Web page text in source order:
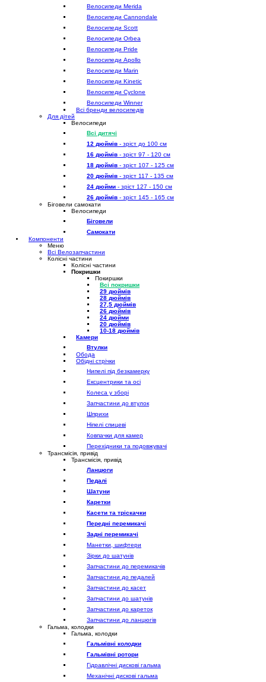
Велосипеди Merida
Велосипеди Cannondale
Велосипеди Scott
Велосипеди Orbea
Велосипеди Pride
Велосипеди Apollo
Велосипеди Marin
Велосипеди Kinetic
Велосипеди Cyclone
Велосипеди Winner
Всі бренди велосипедів
Для дітей
Велосипеди
Всі дитячі
12 дюймів - зріст до 100 см
16 дюймів - зріст 97 - 120 см
18 дюймів - зріст 107 - 125 см
20 дюймів - зріст 117 - 135 см
24 дюйми - зріст 127 - 150 см
26 дюймів - зріст 145 - 165 см
Біговели самокати
Велосипеди
Біговели
Самокати
Компоненти
Меню
Всі Велозапчастини
Колісні частини
Колісні частини
Покришки
Покиршки
Всі покришки
29 дюймів
28 дюймів
27,5 дюймів
26 дюймів
24 дюйми
20 дюймів
10-18 дюймів
Камери
Втулки
Обода
Обідні стрічки
Нипелі під безкамерку
Ексцентрики та осі
Колеса у зборі
Запчастини до втулок
Шприхи
Ніпелі спицеві
Ковпачки для камер
Перехідники та подовжувачі
Трансмісія, привід
Трансмісія, привід
Ланцюги
Педалі
Шатуни
Каретки
Касети та тріскачки
Передні перемикачі
Задні перемикачі
Манетки, шифтери
Зірки до шатунів
Запчастини до перемикачів
Запчастини до педалей
Запчастини до касет
Запчастини до шатунів
Запчастини до кареток
Запчастини до ланцюгів
Гальма, колодки
Гальма, колодки
Гальмівні колодки
Гальмівні ротори
Гідравлічні дискові гальма
Механічні дискові гальма